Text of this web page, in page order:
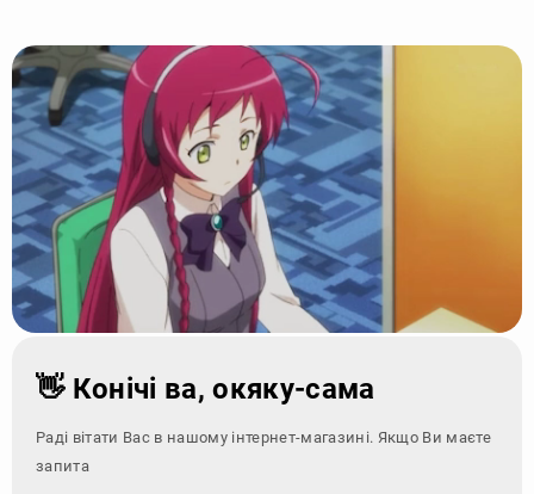
👋 Конічі ва, окяку-сама
Раді вітати Вас в нашому інтернет-магазині. Якщо Ви маєте
запитання - зверн